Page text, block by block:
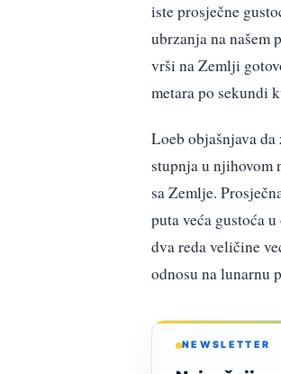
iste prosječne
ubrzanja na našem
vrši na Zemlji
metara po sekundi
Loeb objašnjava
stupnja u njihovom
sa Zemlje.
puta veća gustoća
dva reda veličine
odnosu na lunarnu
NEWSLETTER